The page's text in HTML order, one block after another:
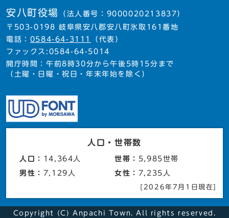
安八町役場 （法人番号：9000020213837）
〒503-0198 岐阜県安八郡安八町氷取161番地
電話： 0584-64-3111
（代表）
ファックス:0584-64-5014
開庁時間：午前8時30分から午後5時15分まで
（土曜・日曜・祝日・年末年始を除く）
人口・世帯数
人口： 14,364人 世帯： 5,985世帯
男性： 7,129人 女性： 7,235人
[2026年7月1日現在]
Copyright (C) Anpachi Town. All rights reserved.